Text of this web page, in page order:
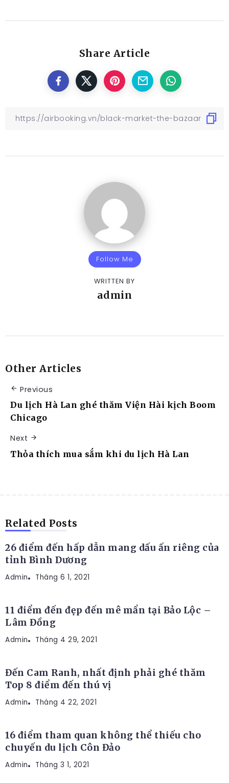
Share Article
Follow Me
WRITTEN BY
admin
Other Articles
Previous
Du lịch Hà Lan ghé thăm Viện Hài kịch Boom
Chicago
Next
Thỏa thích mua sắm khi du lịch Hà Lan
Related Posts
26 điểm đến hấp dẫn mang dấu ấn riêng của
tỉnh Bình Dương
Admin Tháng 6 1, 2021
ĐỊA ĐIỂM DU LỊCH
11 điểm đến đẹp đến mê mẩn tại Bảo Lộc –
Lâm Đồng
Admin Tháng 4 29, 2021
ĐỊA ĐIỂM DU LỊCH
Đến Cam Ranh, nhất định phải ghé thăm
Top 8 điểm đến thú vị
Admin Tháng 4 22, 2021
ĐỊA ĐIỂM DU LỊCH
16 điểm tham quan không thể thiếu cho
chuyến du lịch Côn Đảo
Admin Tháng 3 1, 2021